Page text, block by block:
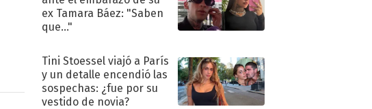
ex Tamara Báez: "Saben
que..."
Tini Stoessel viajó a París
y un detalle encendió las
sospechas: ¿fue por su
vestido de novia?